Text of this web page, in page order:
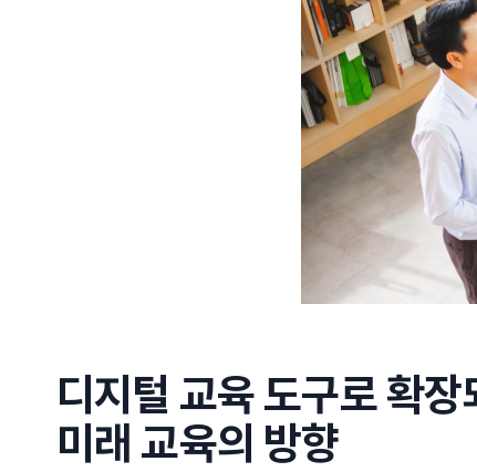
정부지원사업
디지털 교육 도구로 확
미래 교육의 방향